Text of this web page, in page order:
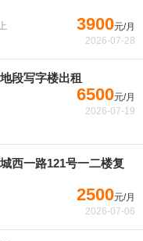
3900元/月
2026-07-28
段写字楼出租
6500元/月
2026-07-19
西一路121号一二楼复
2500元/月
2026-07-06